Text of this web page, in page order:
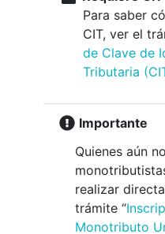
Para saber
CIT, ver el
de Clave de
Tributaria
Importante
Quienes aún
realizar
trámite “
Monotributo